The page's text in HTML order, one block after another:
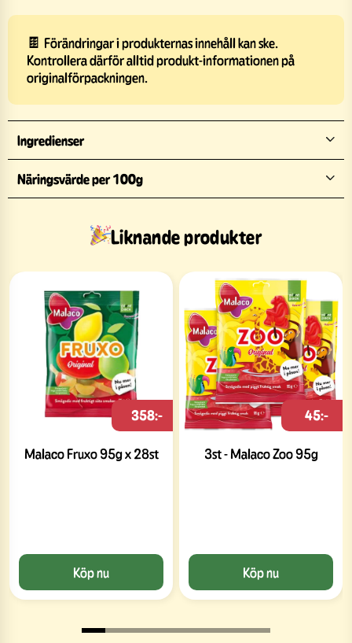
🍫 Förändringar i produkternas innehåll kan ske.
Kontrollera därför alltid produkt-informationen på
originalförpackningen.
Ingredienser
Näringsvärde per 100g
Liknande produkter
Malaco Fruxo 95g x 28st
358:-
Köp nu
3st - Malaco Zoo 95g
45:-
Köp nu